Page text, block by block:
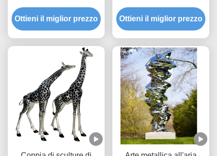
inossidabile per
decorazione villa
Ottieni il miglior prezzo
di marmo
Ottieni il miglior prezzo